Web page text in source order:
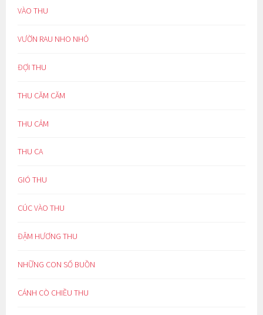
VÀO THU
VƯỜN RAU NHO NHỎ
ĐỢI THU
THU CĂM CĂM
THU CẢM
THU CA
GIÓ THU
CÚC VÀO THU
ĐẬM HƯƠNG THU
NHỮNG CON SỐ BUỒN
CÁNH CÒ CHIỀU THU